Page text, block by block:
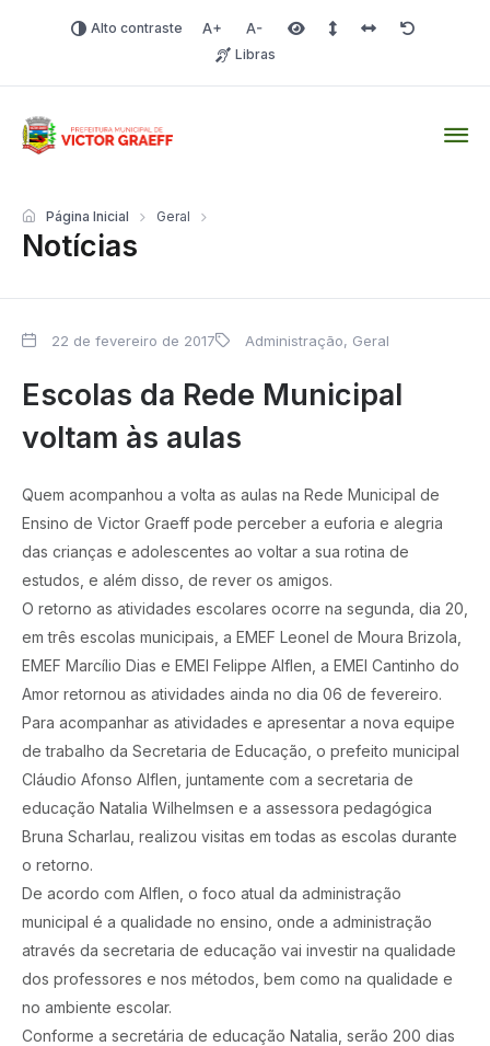
Alto contraste Aumentar fonte
Diminuir fonteÁrea selecionada
Espaçamento de linha
Espaço dos
Redefinir
Libras
Notícias
Página Inicial Geral
22 de fevereiro de 2017 Administração, Geral
Escolas da Rede Municipal
voltam às aulas
Quem acompanhou a volta as aulas na Rede Municipal de
Ensino de Victor Graeff pode perceber a euforia e alegria
das crianças e adolescentes ao voltar a sua rotina de
estudos, e além disso, de rever os amigos.
O retorno as atividades escolares ocorre na segunda, dia 20,
em três escolas municipais, a EMEF Leonel de Moura Brizola,
EMEF Marcílio Dias e EMEI Felippe Alflen, a EMEI Cantinho do
Amor retornou as atividades ainda no dia 06 de fevereiro.
Para acompanhar as atividades e apresentar a nova equipe
de trabalho da Secretaria de Educação, o prefeito municipal
Cláudio Afonso Alflen, juntamente com a secretaria de
educação Natalia Wilhelmsen e a assessora pedagógica
Bruna Scharlau, realizou visitas em todas as escolas durante
o retorno.
De acordo com Alflen, o foco atual da administração
municipal é a qualidade no ensino, onde a administração
através da secretaria de educação vai investir na qualidade
dos professores e nos métodos, bem como na qualidade e
no ambiente escolar.
Conforme a secretária de educação Natalia, serão 200 dias